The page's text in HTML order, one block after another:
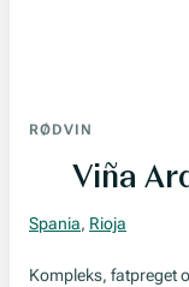
RØDVIN
Viña
Spania, Rioja
Kompleks, fatpreget